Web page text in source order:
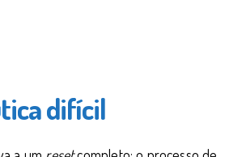
difícil